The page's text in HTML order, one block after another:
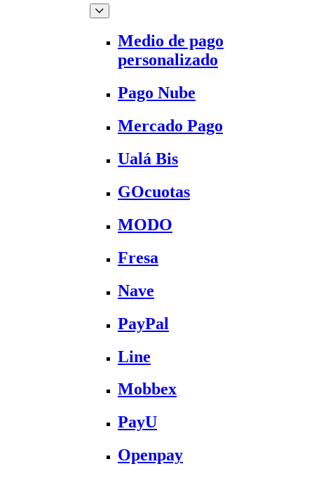
Medio de pago
personalizado
Pago Nube
Mercado Pago
Ualá Bis
GOcuotas
MODO
Fresa
Nave
PayPal
Line
Mobbex
PayU
Openpay